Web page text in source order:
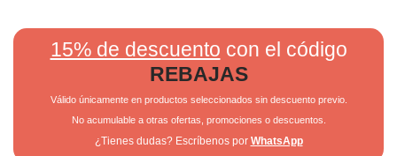
15% de descuento con el código
REBAJAS
Válido únicamente en productos seleccionados sin descuento previo.
No acumulable a otras ofertas, promociones o descuentos.
¿Tienes dudas? Escríbenos por WhatsApp